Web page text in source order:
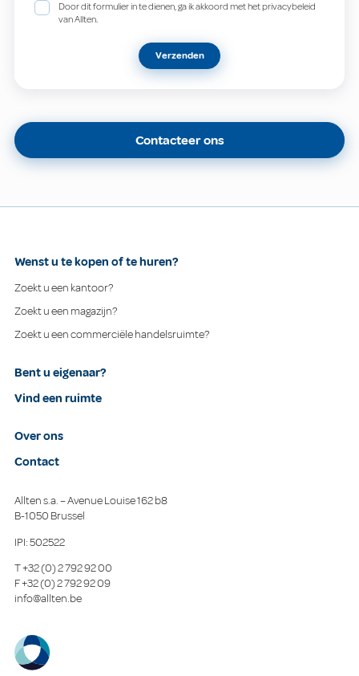
Door dit formulier in te dienen, ga ik akkoord met het privacybeleid
van Allten.
Verzenden
Contacteer ons
Wenst u te kopen of te huren?
Zoekt u een kantoor?
Zoekt u een magazijn?
Zoekt u een commerciële handelsruimte?
Bent u eigenaar?
Vind een ruimte
Over ons
Contact
Allten s.a. – Avenue Louise 162 b8
B-1050 Brussel
IPI: 502522
T+32 (0) 2 792 92 00
F+32 (0) 2 792 92 09
info@allten.be